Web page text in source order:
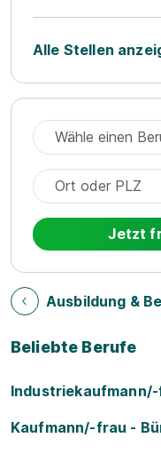
Alle Stellen
Jetzt
Ausbildung &
Beliebte Berufe
Kaufmann/-frau -